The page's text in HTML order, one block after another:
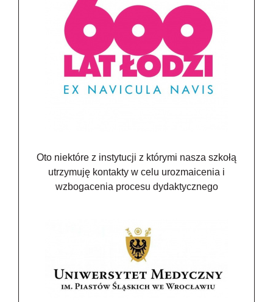
Oto niektóre z instytucji z którymi nasza szkołą
utrzymuję kontakty w celu urozmaicenia i
wzbogacenia procesu dydaktycznego